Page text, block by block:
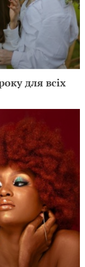
для всіх